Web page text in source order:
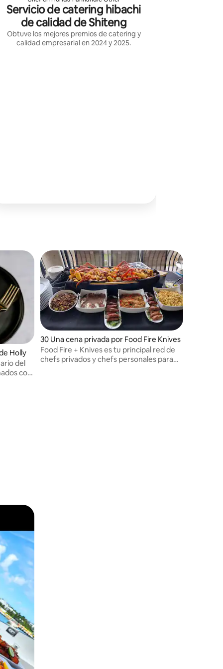
Servicio de catering hibachi
de calidad de Shiteng
Obtuve los mejores premios de catering y
calidad empresarial en 2024 y 2025.
Holly
del
con
30 Una cena privada por Food Fire Knives
Food Fire + Knives es tu principal red de
chefs privados y chefs personales para